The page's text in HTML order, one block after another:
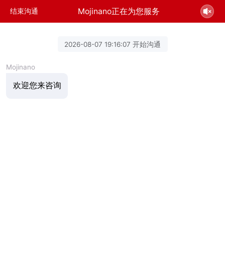
结束沟通 Mojinano正在为您服务
2026-08-07 19:16:07 开始沟通
Mojinano
欢迎您来咨询